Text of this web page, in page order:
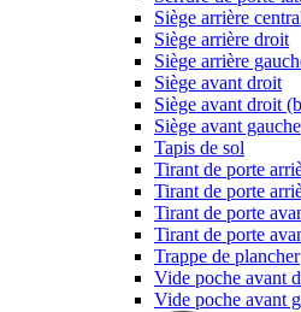
Siège arrière
Siège arrière droit
Siège arrière
Siège avant droit
Siège avant droit
Siège avant gauche
Tapis de sol
Tirant de porte
Tirant de porte
Tirant de porte
Tirant de porte
Trappe de plancher
Vide poche avant
Vide poche avant